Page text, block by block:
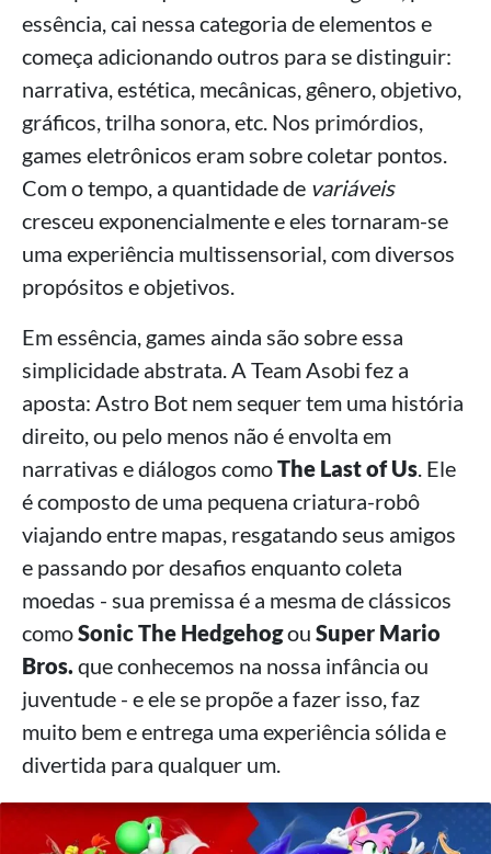
essência, cai nessa categoria de elementos e
começa adicionando outros para se distinguir:
narrativa, estética, mecânicas, gênero, objetivo,
gráficos, trilha sonora, etc. Nos primórdios,
games eletrônicos eram sobre coletar pontos.
Com o tempo, a quantidade de variáveis
cresceu exponencialmente e eles tornaram-se
uma experiência multissensorial, com diversos
propósitos e objetivos.
Em essência, games ainda são sobre essa
simplicidade abstrata. A Team Asobi fez a
aposta: Astro Bot nem sequer tem uma história
direito, ou pelo menos não é envolta em
narrativas e diálogos comoThe Last of Us. Ele
é composto de uma pequena criatura-robô
viajando entre mapas, resgatando seus amigos
e passando por desafios enquanto coleta
moedas - sua premissa é a mesma de clássicos
comoSonic The Hedgehogou Super Mario
Bros. que conhecemos na nossa infância ou
juventude - e ele se propõe a fazer isso, faz
muito bem e entrega uma experiência sólida e
divertida para qualquer um.